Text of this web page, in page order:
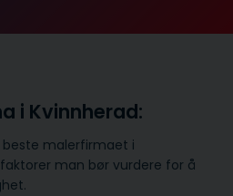
i Kvinnherad:
malerfirmaet i
man bør vurdere for å